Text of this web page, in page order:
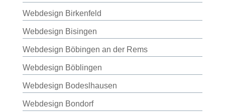
Webdesign Birkenfeld
Webdesign Bisingen
Webdesign Böbingen an der Rems
Webdesign Böblingen
Webdesign Bodeslhausen
Webdesign Bondorf